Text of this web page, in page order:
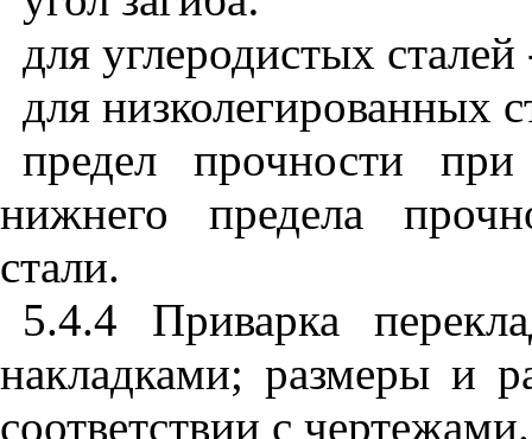
для углеродистых
для низколегированных
предел прочности
нижнего предела
стали.
5.4.4 Приварка
накладками; размеры и
соответствии с чертежами.